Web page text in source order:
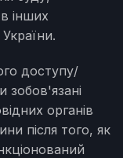
інших
доступу/
зобов'язані
органів
після того, як